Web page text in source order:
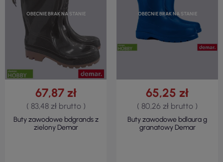
OBECNIE BRAK NA STANIE
67,87 zł
( 83,48 zł brutto )
Buty zawodowe bdgrands z
zielony Demar
OBECNIE BRAK NA STANIE
65,25 zł
( 80,26 zł brutto )
Buty zawodowe bdlaura g
granatowy Demar